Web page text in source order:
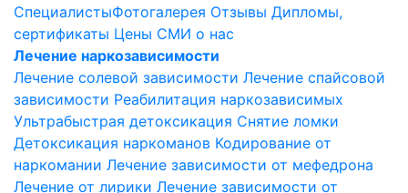
СпециалистыФотогалерея Отзывы Дипломы,
сертификаты Цены СМИ о нас
Лечение наркозависимости
Лечение солевой зависимости Лечение спайсовой
зависимости Реабилитация наркозависимых
Ультрабыстрая детоксикация Снятие ломки
Детоксикация наркоманов Кодирование от
наркомании Лечение зависимости от мефедрона
Лечение от лирики Лечение зависимости от